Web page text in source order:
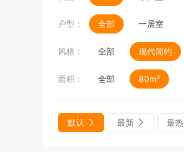
户型： 全部 一居室
风格： 全部 现代简约
面积： 全部 80m²
默认 最新 最热